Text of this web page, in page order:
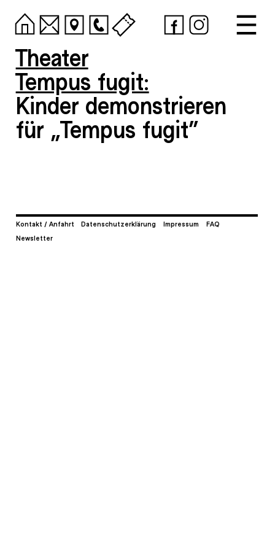
Theater
Tempus fugit:
Kinder demonstrieren
für „Tempus fugit“
Kontakt / Anfahrt Datenschutzerklärung Impressum
FAQ
Newsletter